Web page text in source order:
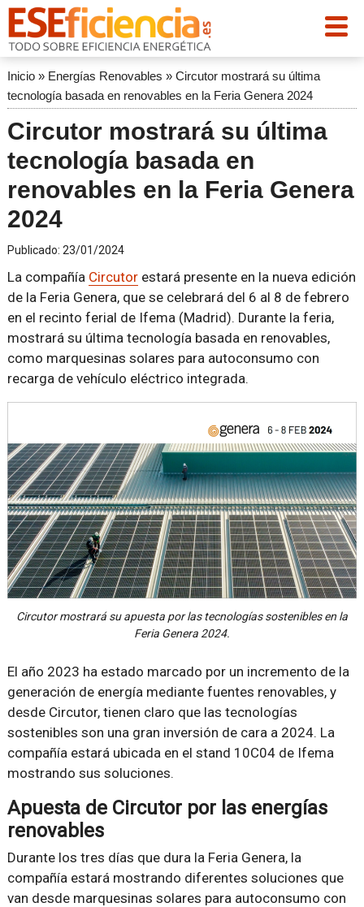
Inicio» Energías Renovables » Circutor mostrará su última
tecnología basada en renovables en la Feria Genera 2024
Circutor mostrará su última
tecnología basada en
renovables en la Feria Genera
2024
Publicado: 23/01/2024
La compañía Circutorestará presente en la nueva edición
de la Feria Genera, que se celebrará del 6 al 8 de febrero
en el recinto ferial de Ifema (Madrid). Durante la feria,
mostrará su última tecnología basada en renovables,
como marquesinas solares para autoconsumo con
recarga de vehículo eléctrico integrada.
Circutor mostrará su apuesta por las tecnologías sostenibles en la
Feria Genera 2024.
El año 2023 ha estado marcado por un incremento de la
generación de energía mediante fuentes renovables, y
desde Circutor, tienen claro que las tecnologías
sostenibles son una gran inversión de cara a 2024. La
compañía estará ubicada en el stand 10C04 de Ifema
mostrando sus soluciones.
Apuesta de Circutor por las energías
renovables
Durante los tres días que dura la Feria Genera, la
compañía estará mostrando diferentes soluciones que
van desde marquesinas solares para autoconsumo con